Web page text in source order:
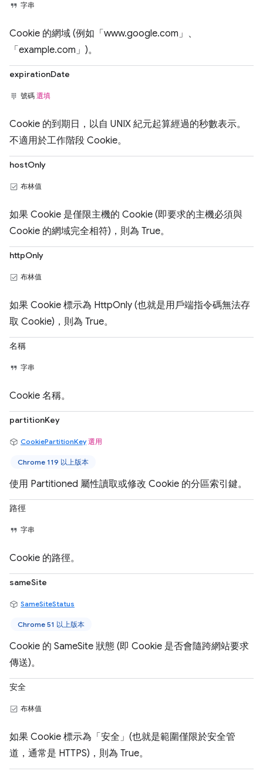
字串
Cookie 的網域 (例如「www.google.com」、
「example.com」)。
expirationDate
號碼 選填
Cookie 的到期日，以自 UNIX 紀元起算經過的秒數表示。
不適用於工作階段 Cookie。
hostOnly
布林值
如果 Cookie 是僅限主機的 Cookie (即要求的主機必須與
Cookie 的網域完全相符)，則為 True。
httpOnly
布林值
如果 Cookie 標示為 HttpOnly (也就是用戶端指令碼無法存
取 Cookie)，則為 True。
名稱
字串
Cookie 名稱。
partitionKey
CookiePartitionKey 選用
Chrome 119 以上版本
使用 Partitioned 屬性讀取或修改 Cookie 的分區索引鍵。
路徑
字串
Cookie 的路徑。
sameSite
SameSiteStatus
Chrome 51 以上版本
Cookie 的 SameSite 狀態 (即 Cookie 是否會隨跨網站要求
傳送)。
安全
布林值
如果 Cookie 標示為「安全」(也就是範圍僅限於安全管
道，通常是 HTTPS)，則為 True。